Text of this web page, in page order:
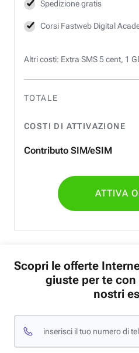
Spedizione gratis
Corsi Fastweb Digital
Altri costi: Extra SMS 5 cent, 1
TOTALE
COSTI DI ATTIVAZIONE
Contributo SIM/eSIM
ATTIVA
Scopri le offerte
giuste per te
nostri
inserisci il tuo numero di